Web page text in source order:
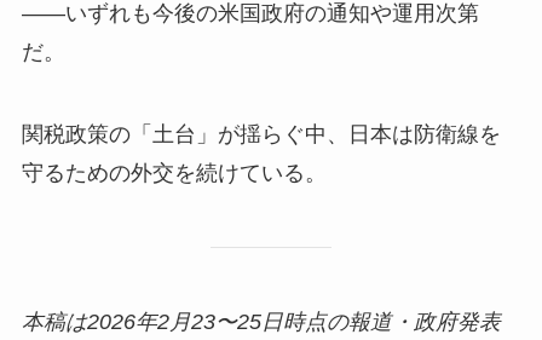
——いずれも今後の米国政府の通知や運用次第
だ。
関税政策の「土台」が揺らぐ中、日本は防衛線を
守るための外交を続けている。
本稿は2026年2月23〜25日時点の報道・政府発表